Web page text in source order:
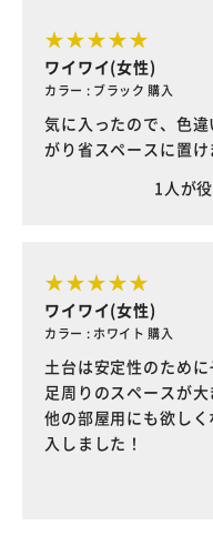
ワイワイ(女性)
カラー : ブラック 購入
気に入ったので、色
がり省スペースに置け
1人が
ワイワイ(女性)
カラー : ホワイト 購入
土台は安定性のために
足周りのスペースが大
他の部屋用にも欲し
入しました！